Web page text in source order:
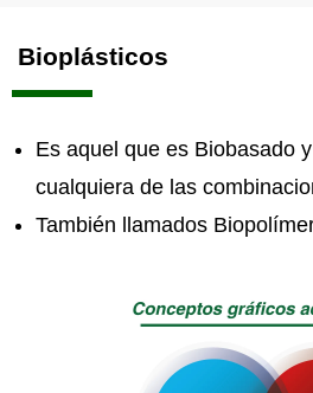
Bioplásticos
Es aquel que es Biobasado
cualquiera de las
También llamados